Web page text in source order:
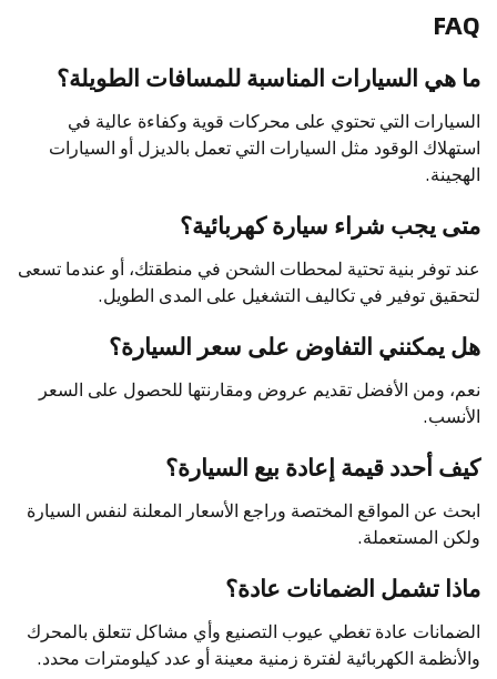
FAQ
ما هي السيارات المناسبة للمسافات الطويلة؟
السيارات التي تحتوي على محركات قوية وكفاءة عالية في
استهلاك الوقود مثل السيارات التي تعمل بالديزل أو السيارات
الهجينة.
متى يجب شراء سيارة كهربائية؟
عند توفر بنية تحتية لمحطات الشحن في منطقتك، أو عندما تسعى
لتحقيق توفير في تكاليف التشغيل على المدى الطويل.
هل يمكنني التفاوض على سعر السيارة؟
نعم، ومن الأفضل تقديم عروض ومقارنتها للحصول على السعر
الأنسب.
كيف أحدد قيمة إعادة بيع السيارة؟
ابحث عن المواقع المختصة وراجع الأسعار المعلنة لنفس السيارة
ولكن المستعملة.
ماذا تشمل الضمانات عادة؟
الضمانات عادة تغطي عيوب التصنيع وأي مشاكل تتعلق بالمحرك
والأنظمة الكهربائية لفترة زمنية معينة أو عدد كيلومترات محدد.